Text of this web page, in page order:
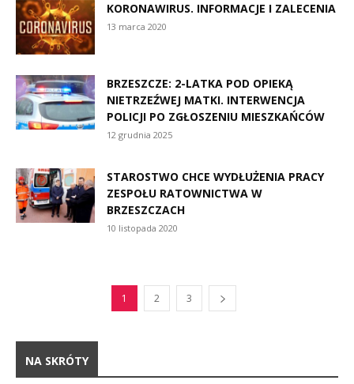
KORONAWIRUS. INFORMACJE I ZALECENIA
13 marca 2020
BRZESZCZE: 2-LATKA POD OPIEKĄ
NIETRZEŹWEJ MATKI. INTERWENCJA
POLICJI PO ZGŁOSZENIU MIESZKAŃCÓW
12 grudnia 2025
STAROSTWO CHCE WYDŁUŻENIA PRACY
ZESPOŁU RATOWNICTWA W
BRZESZCZACH
10 listopada 2020
1 2 3
NA SKRÓTY